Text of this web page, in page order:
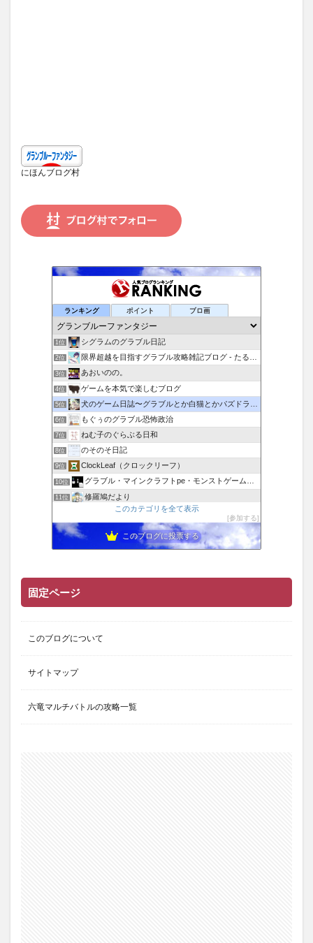
にほんブログ村
ランキング ポイント ブロ画
1位 シグラムのグラブル日記
2位 限界超越を目指すグラブル攻略雑記ブログ - たるたろす
3位 あおいのの。
4位 ゲームを本気で楽しむブログ
5位 犬のゲーム日誌〜グラブルとか白猫とかパズドラな日々〜
6位 もぐぅのグラブル恐怖政治
7位 ねむ子のぐらぶる日和
8位 のそのそ日記
9位 ClockLeaf（クロックリーフ）
10位 グラブル・マインクラフトpe・モンストゲームブログ！
11位 修羅鳩だより
ましろのまったりげーむ日記
13位
すーぱーそに子好きによるゲームブログ
このカテゴリを全て表示
参加する
このブログに投票する
固定ページ
このブログについて
サイトマップ
六竜マルチバトルの攻略一覧